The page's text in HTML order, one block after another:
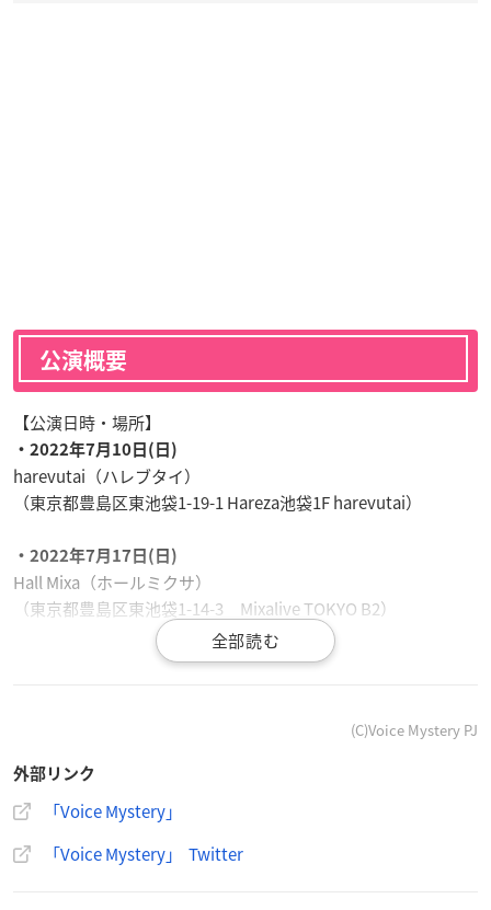
公演概要
【公演日時・場所】
・2022年7月10日(日)
harevutai（ハレブタイ）
（東京都豊島区東池袋1-19-1 Hareza池袋1F harevutai）
・2022年7月17日(日)
Hall Mixa（ホールミクサ）
（東京都豊島区東池袋1-14-3 Mixalive TOKYO B2）
葉山翔太
2022年7月17日(日)
(C)Voice Mystery PJ
外部リンク
「Voice Mystery」
「Voice Mystery」 Twitter